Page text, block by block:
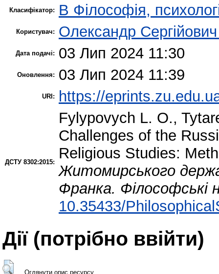
Класифікатор: B Філософія,
Користувач: Олександр
Дата подачі: 03 Лип 2024 11:30
Оновлення: 03 Лип 2024 11:39
URI: https://
ДСТУ 8302:2015:
Fylypovych L. O.,
Challenges of the
Religious Studies:
Житомирського
Франка. Філософські
10.35433/
Дії ​​(потрібно ввійти)
Оглянути опис ресурсу